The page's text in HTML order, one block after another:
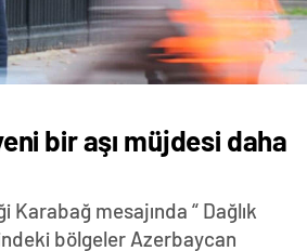
bir aşı müjdesi daha
mesajında “ Dağlık
bölgeler Azerbaycan